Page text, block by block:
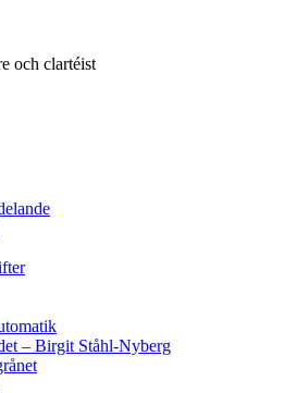
och clartéist
– Birgit Ståhl-Nyberg